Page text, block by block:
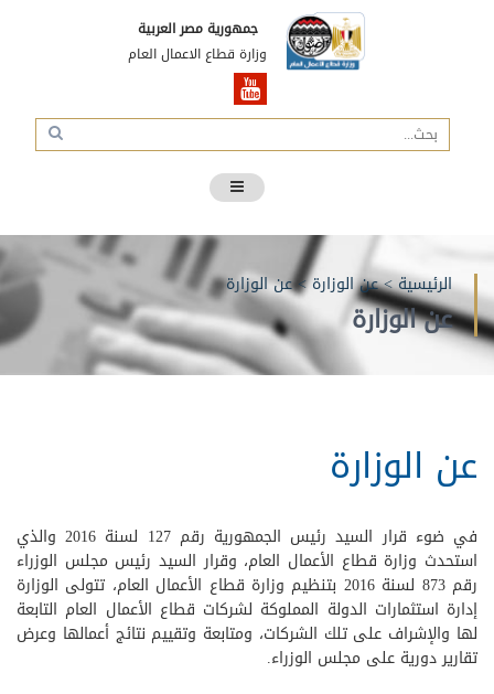
جمهورية مصر العربية
وزارة قطاع الاعمال العام
الرئيسية>عن الوزارة>عن الوزارة
عن الوزارة
عن الوزارة
في ضوء قرار السيد رئيس الجمهورية رقم 127 لسنة 2016 والذي
استحدث وزارة قطاع الأعمال العام، وقرار السيد رئيس مجلس الوزراء
رقم 873 لسنة 2016 بتنظيم وزارة قطاع الأعمال العام، تتولى الوزارة
إدارة استثمارات الدولة المملوكة لشركات قطاع الأعمال العام التابعة
لها والإشراف على تلك الشركات، ومتابعة وتقييم نتائج أعمالها وعرض
تقارير دورية على مجلس الوزراء.